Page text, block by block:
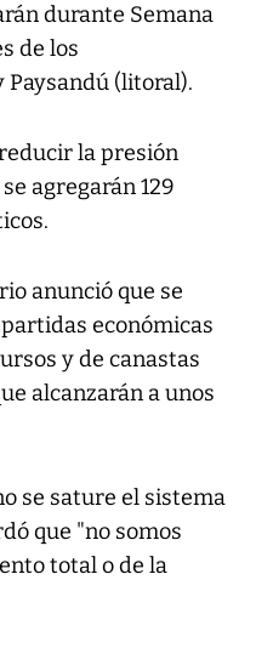
durante Semana
de los
(litoral).
la presión
agregarán 129
anunció que se
económicas
y de canastas
alcanzarán a unos
se sature el sistema
que "no somos
total o de la